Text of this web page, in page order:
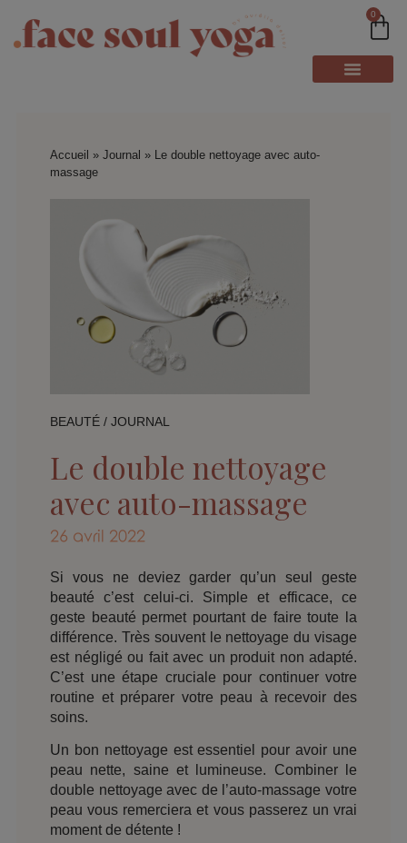
0
Accueil » Journal » Le double nettoyage avec auto-
massage
BEAUTÉ / JOURNAL
Le double nettoyage
avec auto-massage
26 avril 2022
Si vous ne deviez garder qu’un seul geste
beauté c’est celui-ci. Simple et efficace, ce
geste beauté permet pourtant de faire toute la
différence. Très souvent le nettoyage du visage
est négligé ou fait avec un produit non adapté.
C’est une étape cruciale pour continuer votre
routine et préparer votre peau à recevoir des
soins.
Un bon nettoyage est essentiel pour avoir une
peau nette, saine et lumineuse. Combiner le
double nettoyage avec de l’auto-massage votre
peau vous remerciera et vous passerez un vrai
moment de détente !